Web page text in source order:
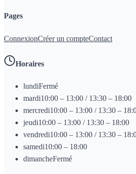
Pages
ConnexionCréer un compteContact
Horaires
lundiFermé
mardi10:00 – 13:00 / 13:30 – 18:00
mercredi10:00 – 13:00 / 13:30 –
jeudi10:00 – 13:00 / 13:30 – 18:00
vendredi10:00 – 13:00 / 13:30 –
samedi10:00 – 18:00
dimancheFermé